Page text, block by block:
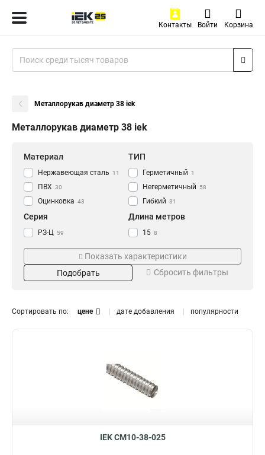
Контакты Войти Корзина
Металлорукав диаметр 38 iek
Металлорукав диаметр 38 iek
Материал
Нержавеющая сталь 11
ПВХ 30
Оцинковка 43
ТИП
Герметичный 1
Негерметичный 58
Гибкий 31
Серия
РЗ-Ц 59
Р3 4
Длина метров
15 8
20 19
25 5
50 22
18
20 9
32 6
Протяжка
Гофра для кабеля
Показать характеристики
Подобрать
Сбросить фильтры
Сортировать по: цене дате добавления популярности
IEK CM10-38-025